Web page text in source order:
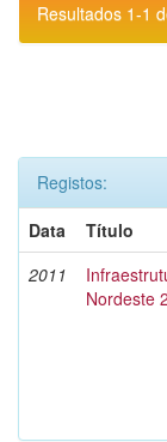
Resultados 1-1
Registos:
Data
Título
2011
Nordeste